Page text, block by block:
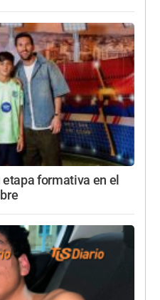
formativa en el